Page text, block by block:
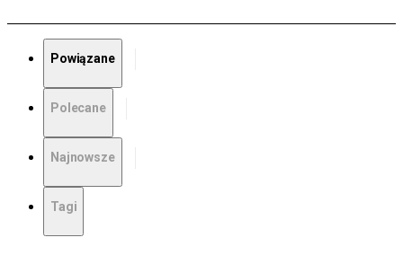
Powiązane
Polecane
Najnowsze
Tagi